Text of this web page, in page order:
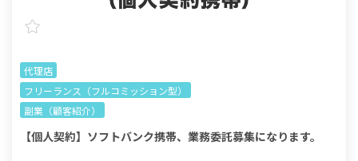
代理店
フリーランス（フルコミッション型）
副業（顧客紹介）
【個人契約】ソフトバンク携帯、業務委託募集になります。